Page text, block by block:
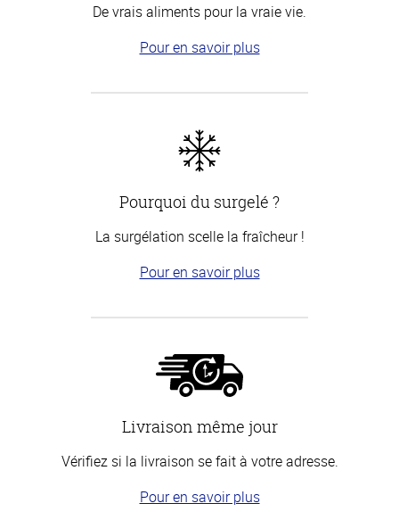
De vrais aliments pour la vraie vie.
Pour en savoir plus
Pourquoi du surgelé ?
La surgélation scelle la fraîcheur !
Pour en savoir plus
Livraison même jour
Vérifiez si la livraison se fait à votre adresse.
Pour en savoir plus